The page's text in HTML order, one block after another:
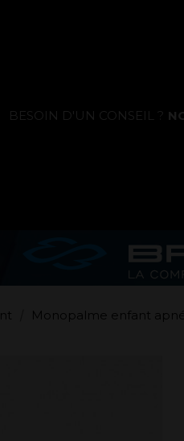
La
Comment
Comment
Une histoire
Genesis
PUSH YOUR
Une histoire
Une histoire
BESOIN D'UN CONSEIL ?
Monopalme enfant